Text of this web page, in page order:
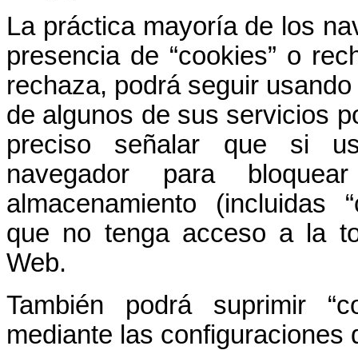
La práctica mayoría de los
presencia de “cookies” o
rechaza, podrá seguir
de algunos de sus servicios
preciso señalar que si
navegador para
almacenamiento (incluidas
que no tenga acceso a la
Web.
También podrá suprimir
mediante las configuraciones